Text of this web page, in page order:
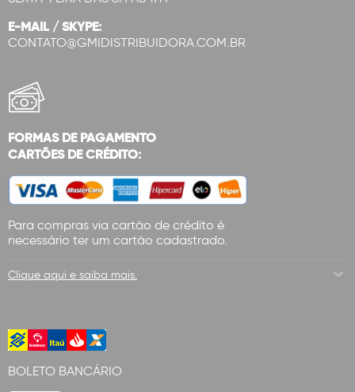
E-MAIL / SKYPE:
CONTATO@GMIDISTRIBUIDORA.COM.BR
FORMAS DE PAGAMENTO
CARTÕES DE CRÉDITO:
Para compras via cartão de crédito é
necessário ter um cartão cadastrado.
Clique aqui e saiba mais.
BOLETO BANCÁRIO